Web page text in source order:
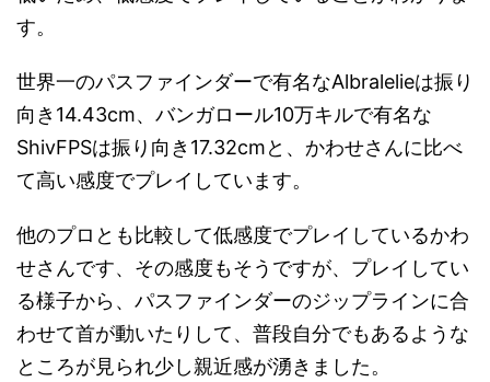
す。
世界一のパスファインダーで有名なAlbralelieは振り
向き14.43cm、バンガロール10万キルで有名な
ShivFPSは振り向き17.32cmと、かわせさんに比べ
て高い感度でプレイしています。
他のプロとも比較して低感度でプレイしているかわ
せさんです、その感度もそうですが、プレイしてい
る様子から、パスファインダーのジップラインに合
わせて首が動いたりして、普段自分でもあるような
ところが見られ少し親近感が湧きました。